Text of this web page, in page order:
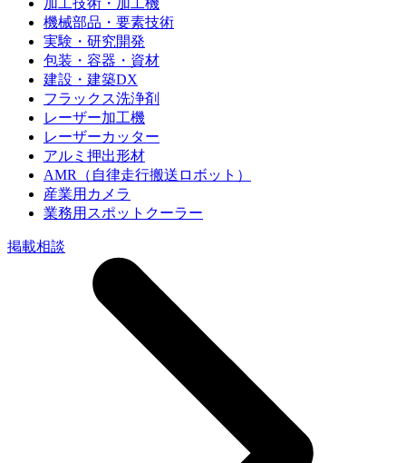
機械部品・要素技術
実験・研究開発
包装・容器・資材
建設・建築DX
フラックス洗浄剤
レーザー加工機
レーザーカッター
アルミ押出形材
AMR（自律走行搬送ロボット）
産業用カメラ
業務用スポットクーラー
掲載相談